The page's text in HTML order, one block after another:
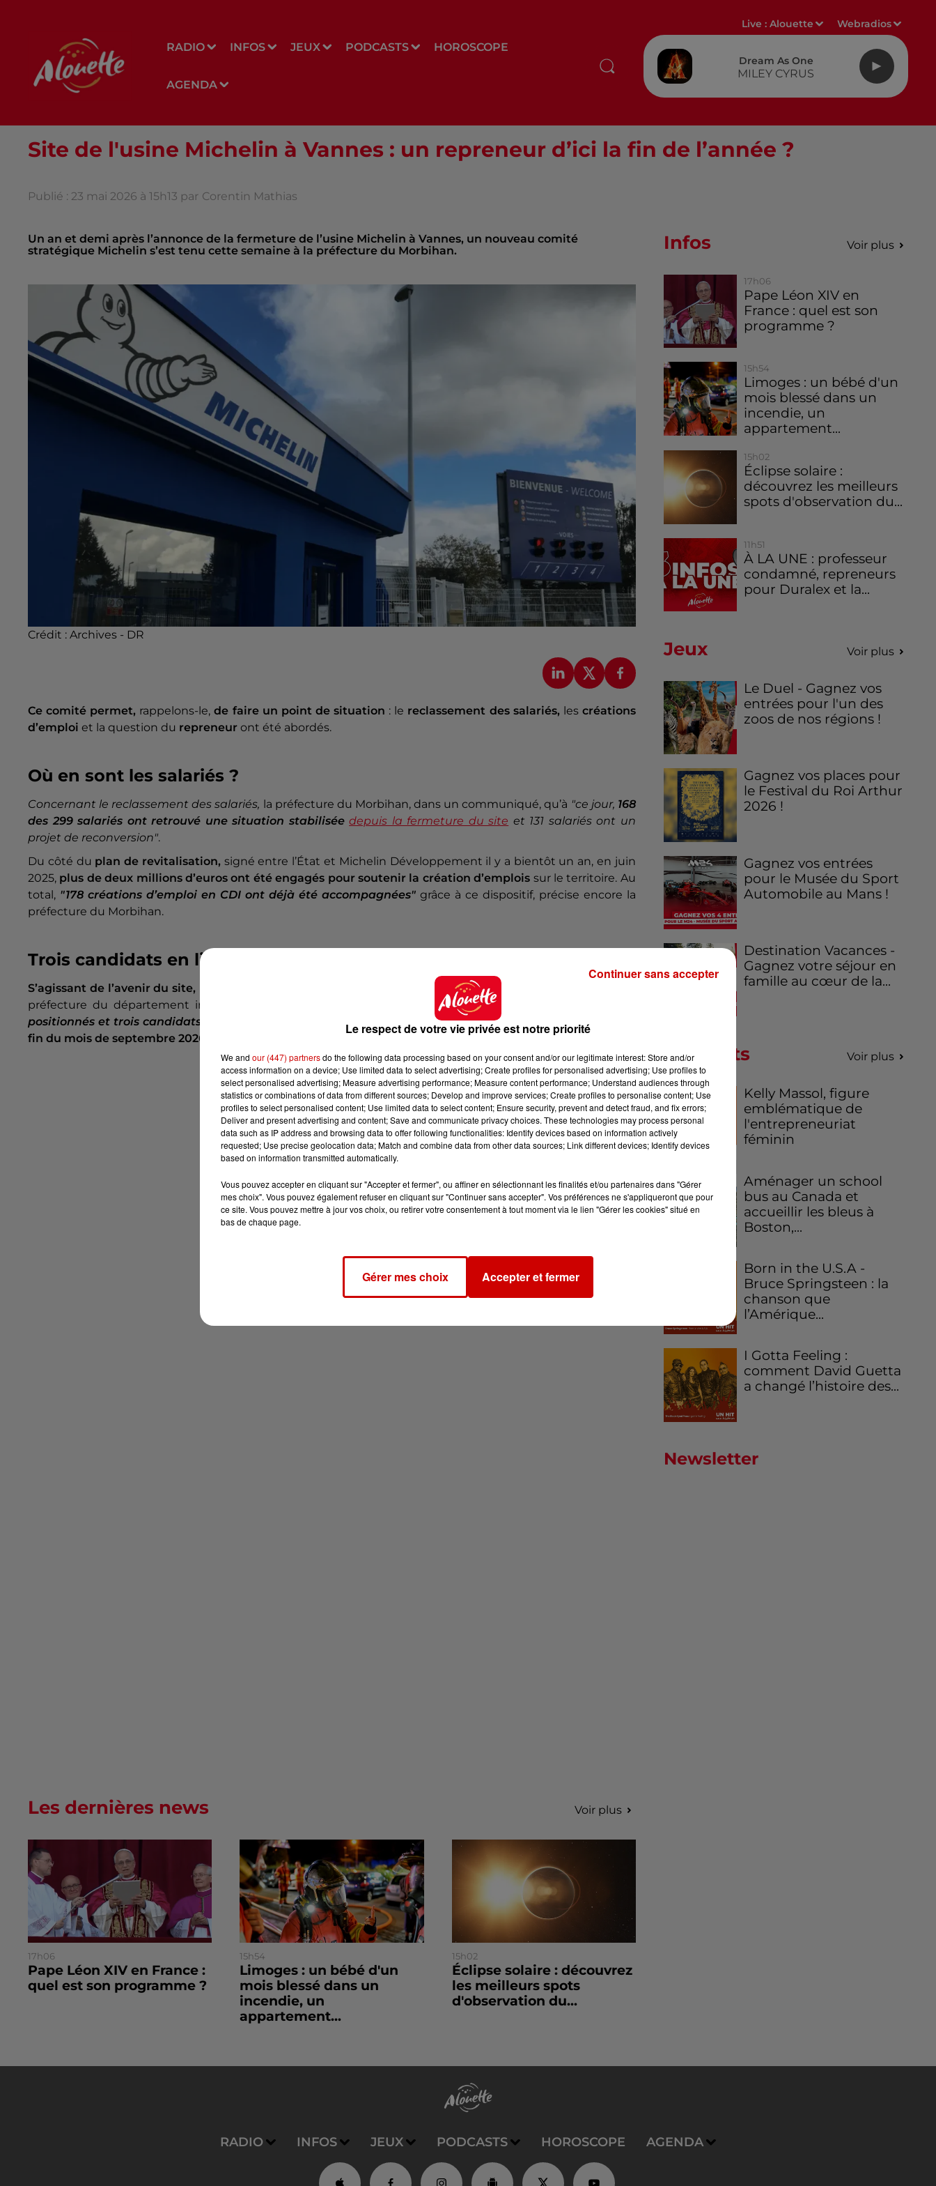
RADIO INFOS JEUX PODCASTS HOROSCOPE
AGENDA
Live :Alouette Webradios
Dream As One
MILEY CYRUS
Site de l'usine Michelin à Vannes : un repreneur d’ici la fin de l’année ?
Publié : 23 mai 2026 à 15h13 par Corentin Mathias
Un an et demi après l’annonce de la fermeture de l’usine Michelin à Vannes, un nouveau comité
stratégique Michelin s’est tenu cette semaine à la préfecture du Morbihan.
Crédit : Archives - DR
Ce comité permet, rappelons-le,de faire un point de situation : le reclassement des salariés, les créations
d’emploi et la question du repreneur ont été abordés.
Où en sont les salariés ?
Concernant le reclassement des salariés, la préfecture du Morbihan, dans un communiqué, qu’à "ce jour, 168
des 299 salariés ont retrouvé une situation stabiliséedepuis la fermeture du site et 131 salariés ont un
projet de reconversion".
Du côté du plan de revitalisation, signé entre l’État et Michelin Développement il y a bientôt un an, en juin
2025, plus de deux millions d’euros ont été engagés pour soutenir la création d’emplois sur le territoire. Au
total, "178 créations d’emploi en CDI ont déjà été accompagnées" grâce à ce dispositif, précise encore la
préfecture du Morbihan.
Trois candidats en lice pour reprendre le site
S’agissant de l’avenir du site, il faut maintenir son usage industriel
assurent l’État et les acteurs locaux. La
préfecture du département indique dans son communiqué que
"plusieurs porteurs de projet se sont
positionnés et trois candidats ont déjà été présélectionnés"
date limitedes offres finales est fixée
fin du mois de septembre 2026
l’annonce d’un repreneur est prévue pour la fin de cette année.
Infos Voir plus
17h06
Pape Léon XIV en
France : quel est son
programme ?
15h54
Limoges : un bébé d'un
mois blessé dans un
incendie, un
appartement...
15h02
Éclipse solaire :
découvrez les meilleurs
spots d'observation du...
11h51
À LA UNE : professeur
condamné, repreneurs
pour Duralex et la...
Jeux Voir plus
Le Duel - Gagnez vos
entrées pour l'un des
zoos de nos régions !
Gagnez vos places pour
le Festival du Roi Arthur
2026 !
Gagnez vos entrées
pour le Musée du Sport
Automobile au Mans !
Destination Vacances -
Gagnez votre séjour en
famille au cœur de la...
Podcasts Voir plus
Kelly Massol, figure
emblématique de
l'entrepreneuriat
féminin
Aménager un school
bus au Canada et
accueillir les bleus à
Boston,...
Born in the U.S.A -
Bruce Springsteen : la
chanson que
l’Amérique...
I Gotta Feeling :
comment David Guetta
a changé l’histoire des...
Newsletter
Les dernières news Voir plus
17h06
Pape Léon XIV en France :
quel est son programme ?
15h54
Limoges : un bébé d'un
mois blessé dans un
incendie, un
appartement...
15h02
Éclipse solaire : découvrez
les meilleurs spots
d'observation du...
RADIO INFOS JEUX PODCASTS HOROSCOPE AGENDA
Le respect de votre vie privée est notre priorité
We and our (447) partnersdo the following data processing based on your consent and/or our legitimate interest: Store and/or
access information on a device; Use limited data to select advertising; Create profiles for personalised advertising; Use profiles to
select personalised advertising; Measure advertising performance; Measure content performance; Understand audiences through
statistics or combinations of data from different sources; Develop and improve services; Create profiles to personalise content; Use
profiles to select personalised content; Use limited data to select content; Ensure security, prevent and detect fraud, and fix errors;
Deliver and present advertising and content; Save and communicate privacy choices. These technologies may process personal
data such as IP address and browsing data to offer following functionalities: Identify devices based on information actively
requested; Use precise geolocation data; Match and combine data from other data sources; Link different devices; Identify devices
based on information transmitted automatically.
Vous pouvez accepter en cliquant sur "Accepter et fermer", ou affiner en sélectionnant les finalités et/ou partenaires dans "Gérer
mes choix". Vous pouvez également refuser en cliquant sur "Continuer sans accepter". Vos préférences ne s'appliqueront que pour
ce site. Vous pouvez mettre à jour vos choix, ou retirer votre consentement à tout moment via le lien "Gérer les cookies" situé en
bas de chaque page.
Gérer mes choix Accepter et fermer
Continuer sans accepter